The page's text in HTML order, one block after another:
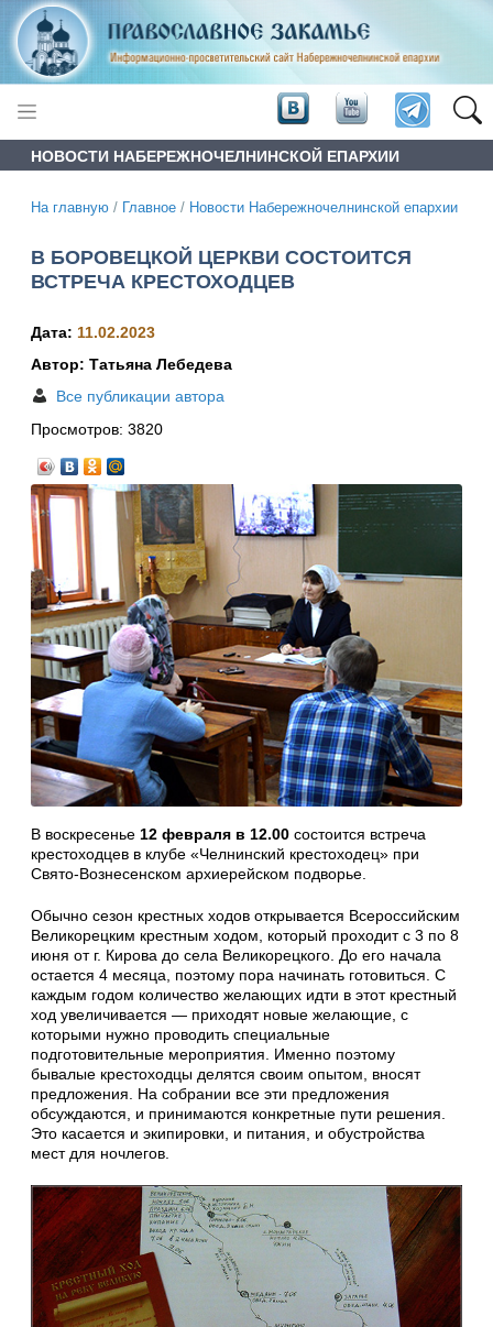
НОВОСТИ НАБЕРЕЖНОЧЕЛНИНСКОЙ ЕПАРХИИ
На главную / Главное / Новости Набережночелнинской епархии
В БОРОВЕЦКОЙ ЦЕРКВИ СОСТОИТСЯ
ВСТРЕЧА КРЕСТОХОДЦЕВ
Дата: 11.02.2023
Автор: Татьяна Лебедева
Все публикации автора
Просмотров: 3820
В воскресенье 12 февраля в 12.00 состоится встреча
крестоходцев в клубе «Челнинский крестоходец» при
Свято-Вознесенском архиерейском подворье.
Обычно сезон крестных ходов открывается Всероссийским
Великорецким крестным ходом, который проходит с 3 по 8
июня от г. Кирова до села Великорецкого. До его начала
остается 4 месяца, поэтому пора начинать готовиться. С
каждым годом количество желающих идти в этот крестный
ход увеличивается — приходят новые желающие, с
которыми нужно проводить специальные
подготовительные мероприятия. Именно поэтому
бывалые крестоходцы делятся своим опытом, вносят
предложения. На собрании все эти предложения
обсуждаются, и принимаются конкретные пути решения.
Это касается и экипировки, и питания, и обустройства
мест для ночлегов.